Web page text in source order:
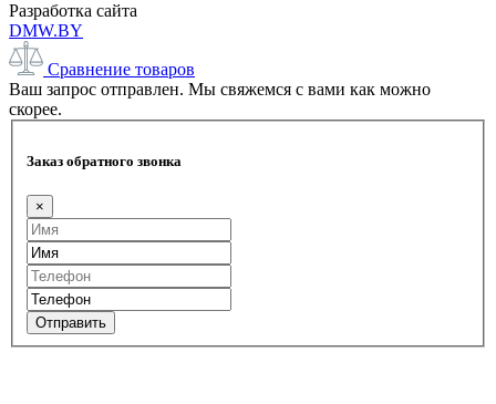
Разработка сайта
DMW.BY
Сравнение товаров
Ваш запрос отправлен. Мы свяжемся с вами как можно
скорее.
Заказ обратного звонка
×
Отправить